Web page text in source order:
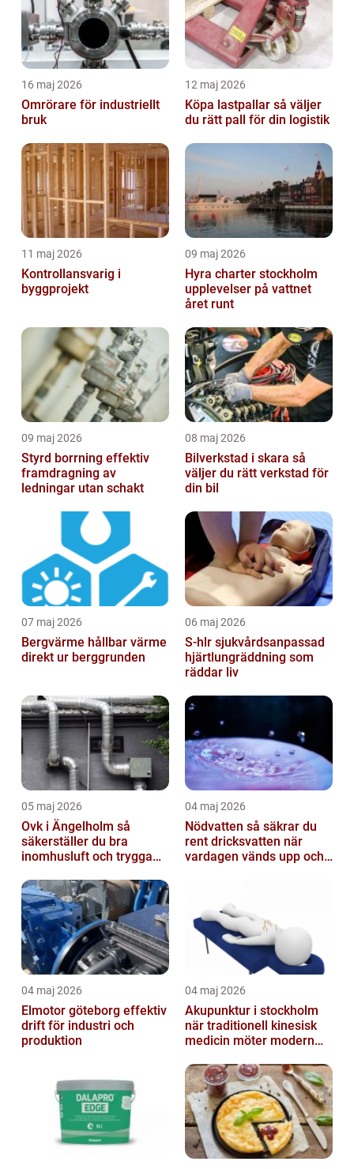
16 maj 2026
Omrörare för industriellt
bruk
12 maj 2026
Köpa lastpallar så väljer
du rätt pall för din logistik
11 maj 2026
Kontrollansvarig i
byggprojekt
09 maj 2026
Hyra charter stockholm
upplevelser på vattnet
året runt
09 maj 2026
Styrd borrning effektiv
framdragning av
ledningar utan schakt
08 maj 2026
Bilverkstad i skara så
väljer du rätt verkstad för
din bil
07 maj 2026
Bergvärme hållbar värme
direkt ur berggrunden
06 maj 2026
S-hlr sjukvårdsanpassad
hjärtlungräddning som
räddar liv
05 maj 2026
Ovk i Ängelholm så
säkerställer du bra
inomhusluft och trygga
04 maj 2026
Nödvatten så säkrar du
rent dricksvatten när
vardagen vänds upp och
04 maj 2026
Elmotor göteborg effektiv
drift för industri och
produktion
04 maj 2026
Akupunktur i stockholm
när traditionell kinesisk
medicin möter modern